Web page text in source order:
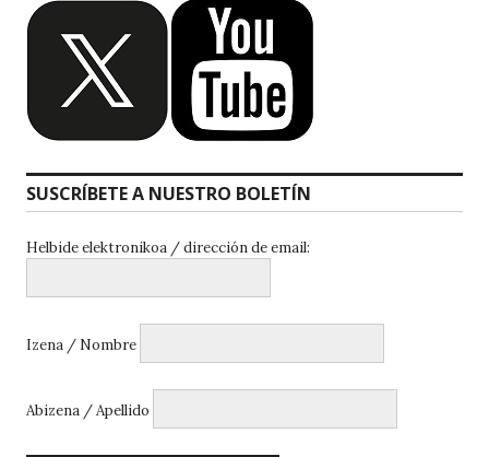
SUSCRÍBETE A NUESTRO BOLETÍN
Helbide elektronikoa / dirección de email:
Izena / Nombre
Abizena / Apellido